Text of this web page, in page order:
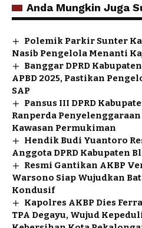
Anda Mungkin Juga
Polemik Parkir Sunter
Nasib Pengelola Menanti
Banggar DPRD
APBD 2025, Pastikan
SAP
Pansus III DPRD
Ranperda
Kawasan Permukiman
Hendik Budi Yuantoro
Anggota DPRD Kabupaten
Resmi Gantikan AKBP
Warsono Siap Wujudkan
Kondusif
Kapolres AKBP Dies
TPA Degayu, Wujud